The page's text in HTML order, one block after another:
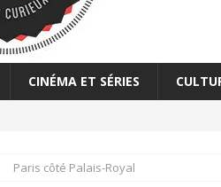
CINÉMA ET SÉRIES
Paris côté Palais-Royal